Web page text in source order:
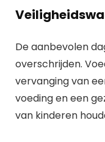
De aanbevolen
overschrijden.
vervanging van
voeding en een
van kinderen